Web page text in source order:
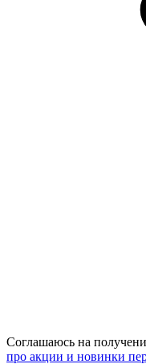
Соглашаюсь на
про акции и новинки